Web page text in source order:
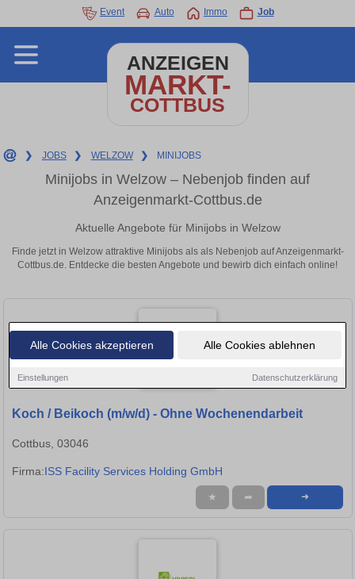
Alle Cookies akzeptieren Alle Cookies ablehnen
Einstellungen Datenschutzerklärung
Event Auto Immo Job
ANZEIGEN
MARKT-
COTTBUS
❯ JOBS ❯ WELZOW ❯ MINIJOBS
Minijobs in Welzow – Nebenjob finden auf
Anzeigenmarkt-Cottbus.de
Aktuelle Angebote für Minijobs in Welzow
Finde jetzt in Welzow attraktive Minijobs als als Nebenjob auf Anzeigenmarkt-
Cottbus.de. Entdecke die besten Angebote und bewirb dich einfach online!
Koch / Beikoch (m/w/d) - Ohne Wochenendarbeit
Cottbus, 03046
Firma:ISS Facility Services Holding GmbH
★ ➦ ➜